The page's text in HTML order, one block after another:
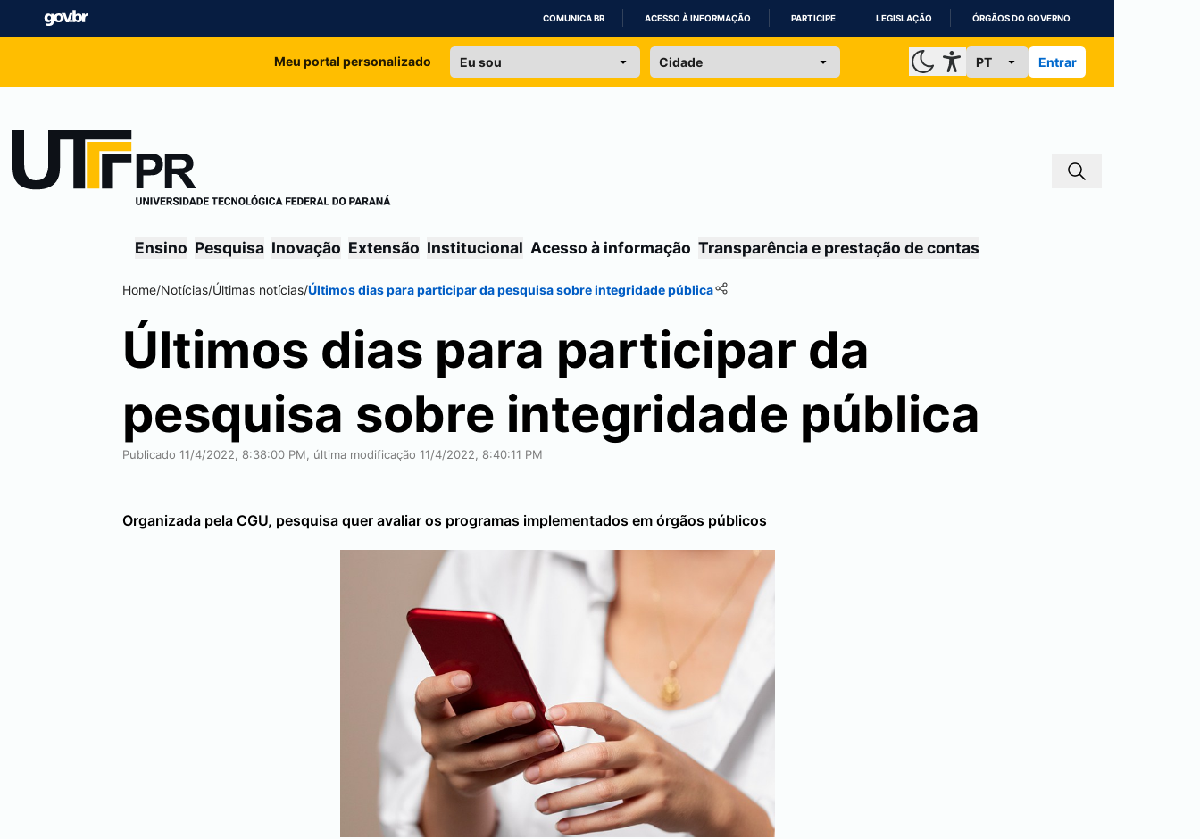
IR
COMUNICA BR ACESSO À INFORMAÇÃO PARTICIPE LEGISLAÇÃO ÓRGÃOS DO GOVERNO
Meu portal personalizado Entrar
Ensino Pesquisa Inovação Extensão Institucional Acesso à informação Transparência e prestação de contas
Home/Notícias/Últimas notícias/Últimos dias para participar da pesquisa sobre integridade pública
Últimos dias para participar da
pesquisa sobre integridade pública
Publicado 11/4/2022, 8:38:00 PM, última modificação 11/4/2022, 8:40:11 PM
Organizada pela CGU, pesquisa quer avaliar os programas implementados em órgãos públicos